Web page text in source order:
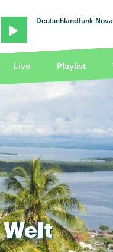
Deutschlandfunk Nova
Live Playlist
Welt